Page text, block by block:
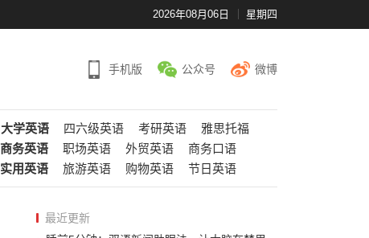
2026年08月06日 星期四
手机版 公众号 微博
大学英语 四六级英语 考研英语
雅思托福
商务英语 职场英语 外贸英语
商务口语
实用英语 旅游英语 购物英语 节日英语
最近更新